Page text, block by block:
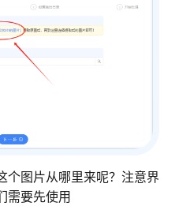
个图片从哪里来呢？注意界
需要先使用